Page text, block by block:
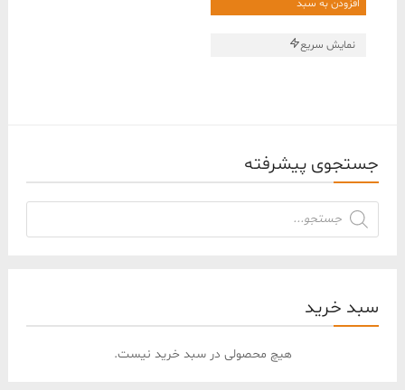
افزودن به سبد
نمایش سریع
جستجوی پیشرفته
جستجوی
محصولات
سبد خرید
هیچ محصولی در سبد خرید نیست.